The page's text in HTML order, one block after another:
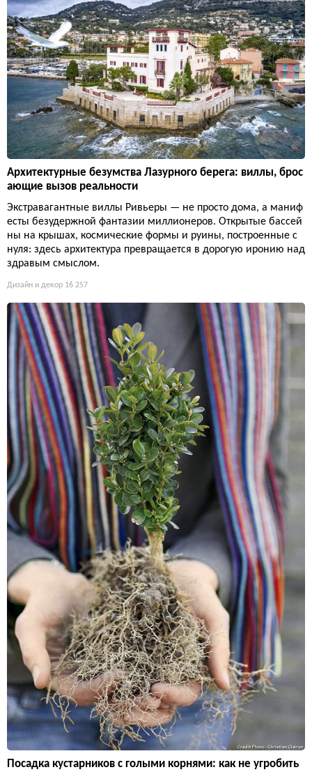
Архитектурные безумства Лазурного берега: виллы, брос
ающие вызов реальности
Экстравагантные виллы Ривьеры — не просто дома, а маниф
есты безудержной фантазии миллионеров. Открытые бассей
ны на крышах, космические формы и руины, построенные с
нуля: здесь архитектура превращается в дорогую иронию над
здравым смыслом.
Дизайн и декор 16 257
Посадка кустарников с голыми корнями: как не угробить